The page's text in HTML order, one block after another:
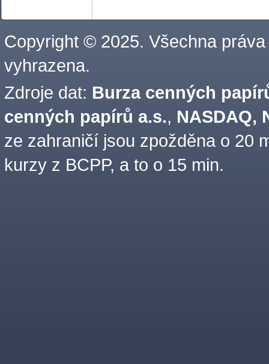
Copyright © 2025. Všechna práva
vyhrazena.
Zdroje dat: Burza cenných
cenných papírů a.s., NASDAQ,
ze zahraničí jsou zpožděna o 20
kurzy z BCPP, a to o 15 min.